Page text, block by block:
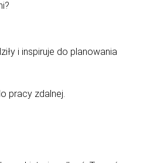
i inspiruje do planowania
pracy zdalnej.